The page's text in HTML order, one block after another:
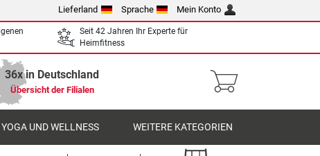
Lieferland Sprache Mein Konto
Seit 42 Jahren Ihr Experte für
Heimfitness
36x in Deutschland
Übersicht der Filialen
UND WELLNESS WEITERE KATEGORIEN